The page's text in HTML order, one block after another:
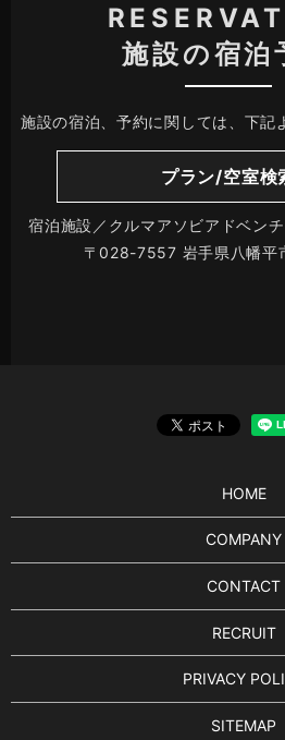
施設の宿泊
施設の宿泊、予約に関しては、下記
プラン/空室検
宿泊施設／クルマアソビアドベン
〒028-7557 岩手県八幡平
HOME
COMPANY
CONTACT
RECRUIT
PRIVACY
SITEMAP